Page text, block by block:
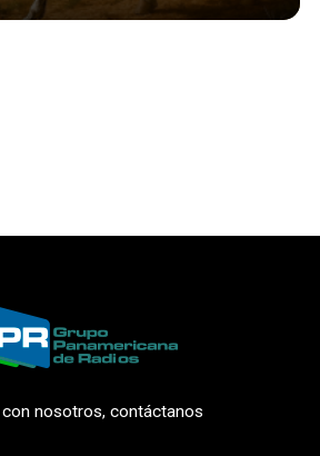
con nosotros, contáctanos